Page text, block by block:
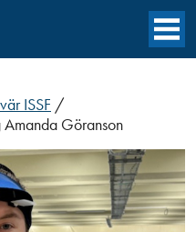
ISSF /
Göranson